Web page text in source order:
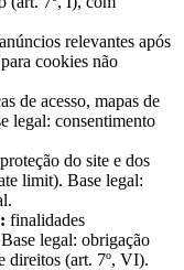
relevantes após
cookies não
de acesso, mapas de
legal: consentimento
proteção do site e dos
limit). Base legal:
finalidades
legal: obrigação
direitos (art. 7º, VI).